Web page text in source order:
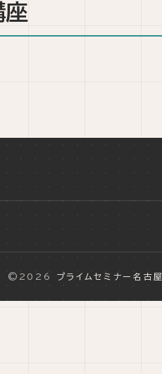
座
©2026 プライムセミナー名古屋